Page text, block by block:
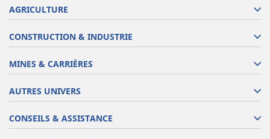
AGRICULTURE
CONSTRUCTION & INDUSTRIE
MINES & CARRIÈRES
AUTRES UNIVERS
CONSEILS & ASSISTANCE